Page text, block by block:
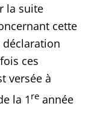
la suite
cette
ces
versée à
la 1 re année